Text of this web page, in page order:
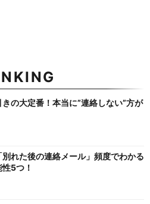
の大定番！本当に”連絡しない”方が
別れた後の連絡メール」頻度でわかる
5つ！